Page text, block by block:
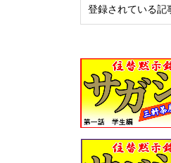
登録されている記